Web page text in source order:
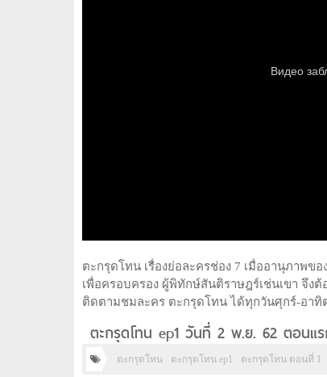
ตะกรุดโทน เรื่องย่อละครช่อง 7 เมื่ออานุภาพข
เพื่อครอบครอง ผู้พิทักษ์สันติราษฎร์เช่นเขา จึง
ติดตามชมละคร ตะกรุดโทน ได้ทุกวันศุกร์-อาทิต
ตะกรุดโทน ep1 วันที่ 2 พ.ย. 62 ตอนแ
ตะกรุดโทน ตะกรุดโทน ep1 ตะกรุดโทน ตอนที่ 1